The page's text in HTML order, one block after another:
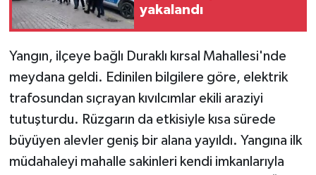
yakalandı
Yangın, ilçeye bağlı Duraklı kırsal Mahallesi'nde
meydana geldi. Edinilen bilgilere göre, elektrik
trafosundan sıçrayan kıvılcımlar ekili araziyi
tutuşturdu. Rüzgarın da etkisiyle kısa sürede
büyüyen alevler geniş bir alana yayıldı. Yangına ilk
müdahaleyi mahalle sakinleri kendi imkanlarıyla